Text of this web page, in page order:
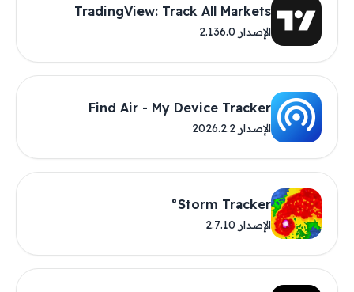
TradingView: Track All Markets
الإصدار 2.136.0
Find Air - My Device Tracker
الإصدار 2026.2.2
Storm Tracker°
الإصدار 2.7.10